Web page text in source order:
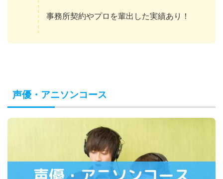
事務所契約やプロを輩出した実績あり！
声優・アニソンコース